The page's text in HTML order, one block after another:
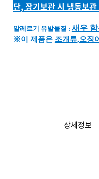
단, 장기보관 시 냉동보관
알레르기 유발물질 : 새우 함
※이 제품은 조개류,오징
상세정보